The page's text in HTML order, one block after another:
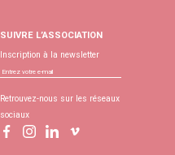
SUIVRE L’ASSOCIATION
Inscription à la newsletter
Retrouvez-nous sur les réseaux
sociaux